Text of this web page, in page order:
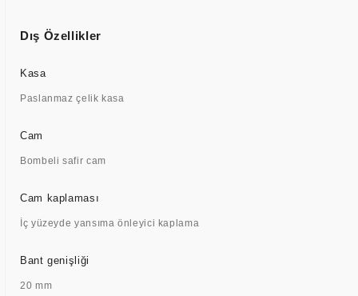
Dış Özellikler
Kasa
Paslanmaz çelik kasa
Cam
Bombeli safir cam
Cam kaplaması
İç yüzeyde yansıma önleyici kaplama
Bant genişliği
20 mm